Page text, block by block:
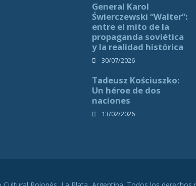
General Karol
Świerczewski “Walter”:
entre el mito de la
propaganda soviética
y la realidad histórica
30/07/2026
Tadeusz Kościuszko:
Un héroe de dos
naciones
13/02/2026